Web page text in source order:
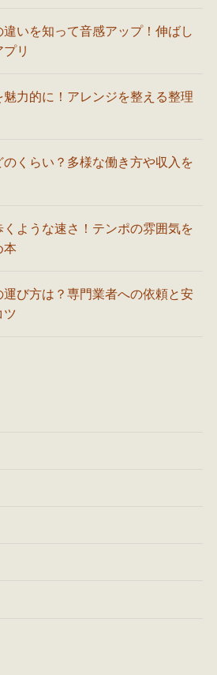
いを知って音感アップ！伸ばし
リ
力的に！アレンジを整える整理
くらい？多様な働き方や収入を
ような速さ！テンポの雰囲気を
本
び方は？専門業者への依頼と安
ツ